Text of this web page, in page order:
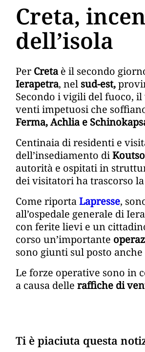
Creta,
dell’isola
Per Cretaè il secondo
Ierapetra, nel sud-est,
Secondo i vigili del fuoco,
venti impetuosi che
Ferma, Achlia e
Centinaia di residenti e
dell’insediamento di
autorità e ospitati in
dei visitatori ha trascorso
Come riportaLapresse,
all’ospedale generale di
con ferite lievi e un
corso un’importante
sono giunti sul posto
Le forze operative sono in
a causa delle raffiche di
Ti è piaciuta questa